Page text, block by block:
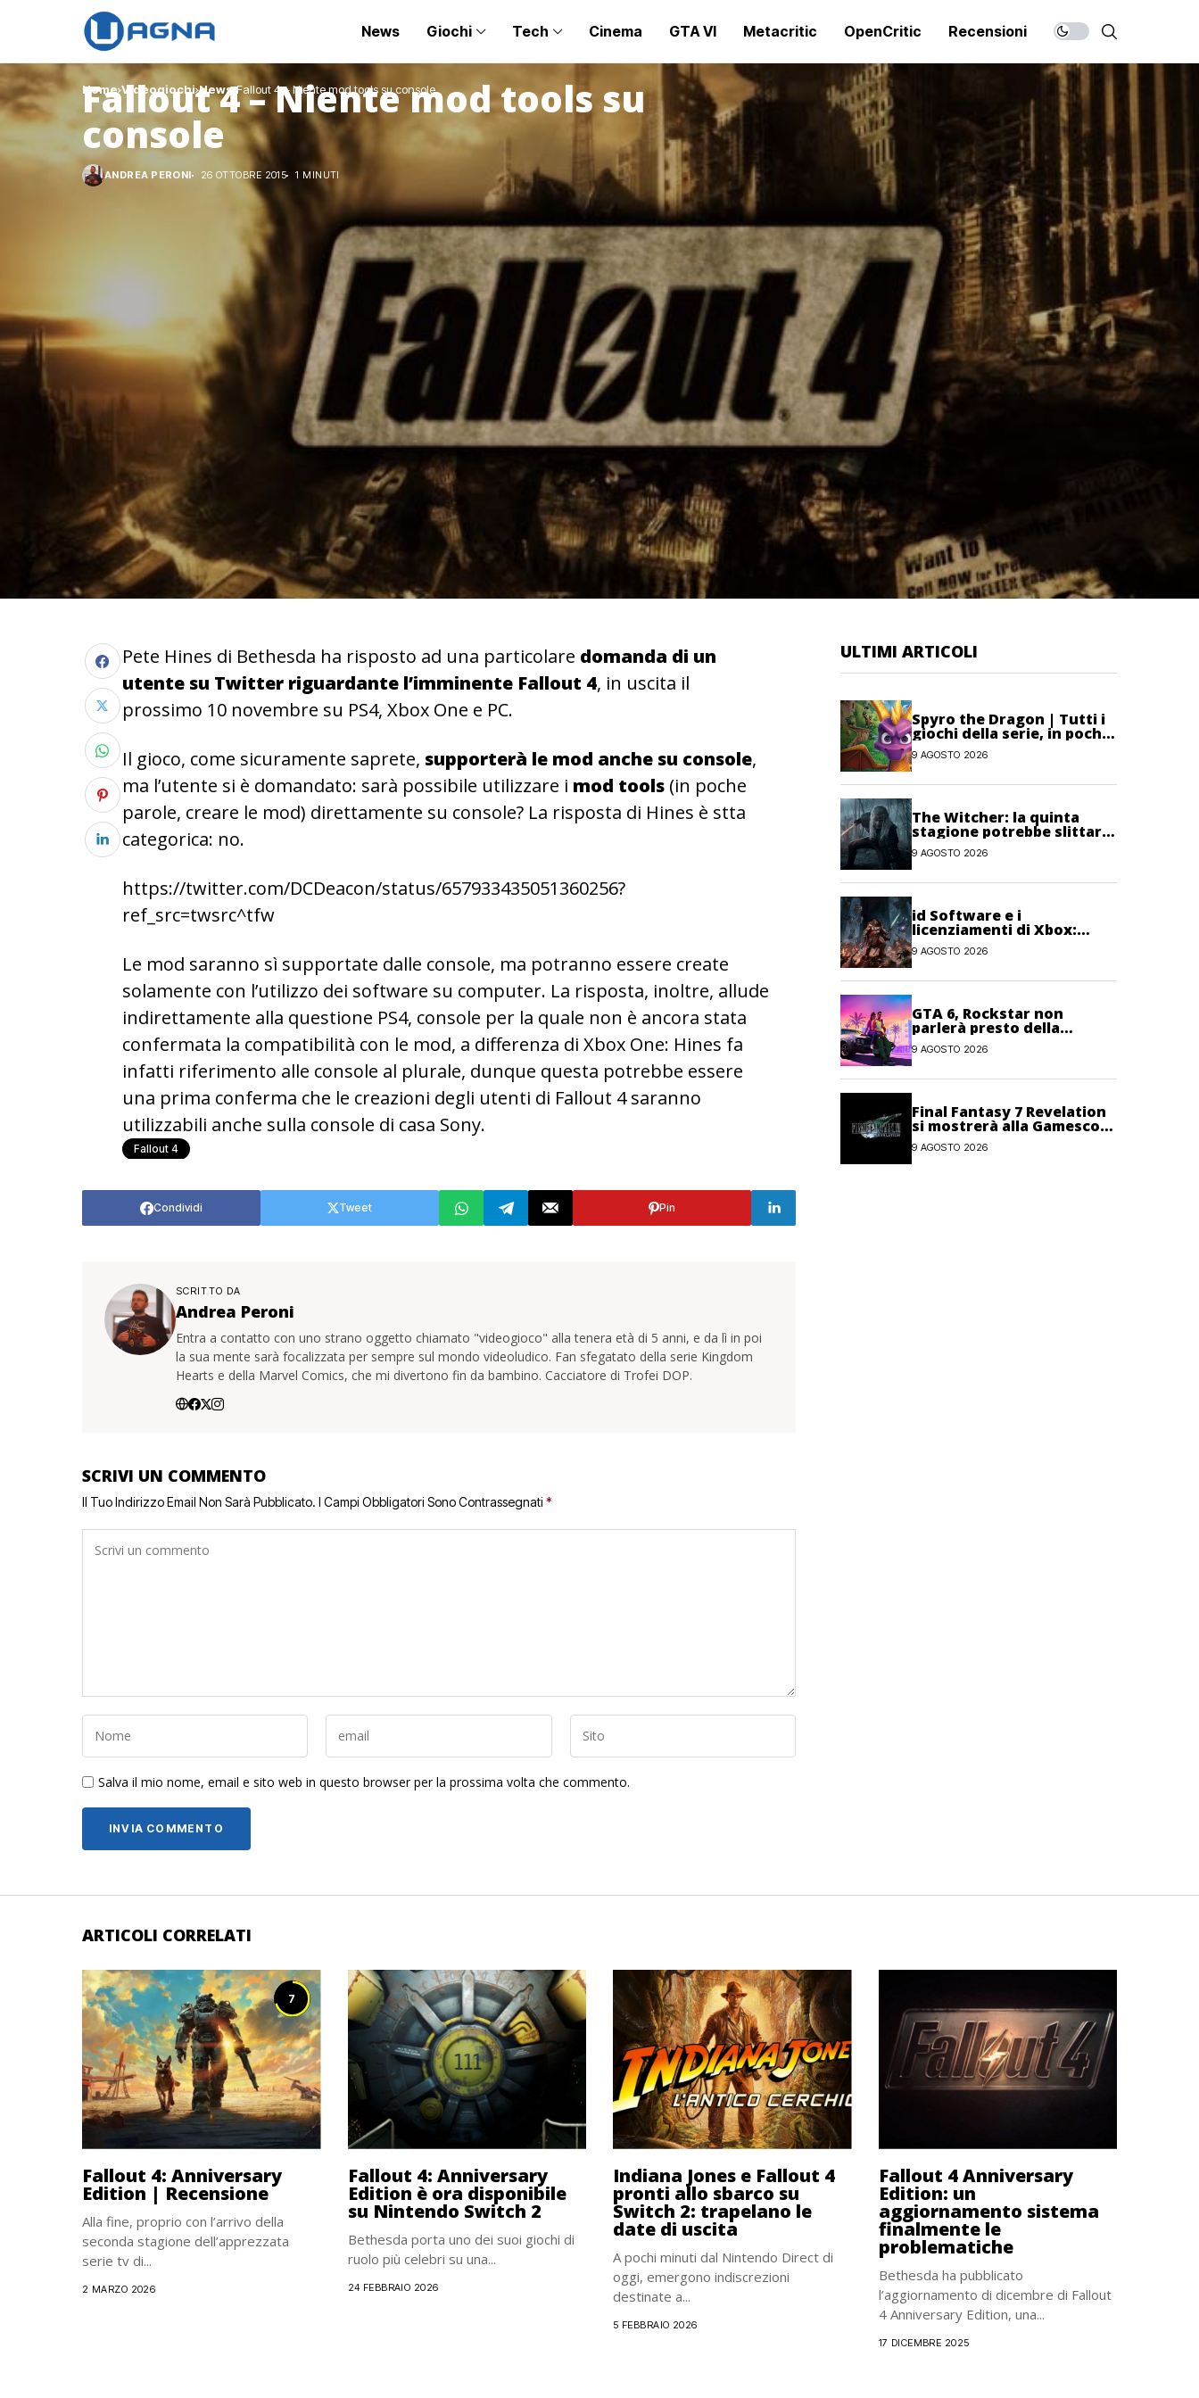
News Giochi Tech Cinema GTA VI Metacritic OpenCritic Recensioni
Home Videogiochi News Fallout 4 – Niente mod tools su console
Fallout 4 – Niente mod tools su
console
ANDREA PERONI 26 OTTOBRE 2015 1 MINUTI
Pete Hines di Bethesda ha risposto ad una particolare domanda di un
utente su Twitter riguardante l’imminente Fallout 4, in uscita il
prossimo 10 novembre su PS4, Xbox One e PC.
Il gioco, come sicuramente saprete, supporterà le mod anche su console,
ma l’utente si è domandato: sarà possibile utilizzare i mod tools (in poche
parole, creare le mod) direttamente su console? La risposta di Hines è stta
categorica: no.
https://twitter.com/DCDeacon/status/657933435051360256?
ref_src=twsrc^tfw
Le mod saranno sì supportate dalle console, ma potranno essere create
solamente con l’utilizzo dei software su computer. La risposta, inoltre, allude
indirettamente alla questione PS4, console per la quale non è ancora stata
confermata la compatibilità con le mod, a differenza di Xbox One: Hines fa
infatti riferimento alle console al plurale, dunque questa potrebbe essere
una prima conferma che le creazioni degli utenti di Fallout 4 saranno
utilizzabili anche sulla console di casa Sony.
Fallout 4
Condividi Tweet Pin
SCRITTO DA
Andrea Peroni
Entra a contatto con uno strano oggetto chiamato "videogioco" alla tenera età di 5 anni, e da lì in poi
la sua mente sarà focalizzata per sempre sul mondo videoludico. Fan sfegatato della serie Kingdom
Hearts e della Marvel Comics, che mi divertono fin da bambino. Cacciatore di Trofei DOP.
SCRIVI UN COMMENTO
Il Tuo Indirizzo Email Non Sarà Pubblicato. I Campi Obbligatori Sono Contrassegnati *
Salva il mio nome, email e sito web in questo browser per la prossima volta che commento.
ULTIMI ARTICOLI
Spyro the Dragon | Tutti i
giochi della serie, in poche
parole
9 AGOSTO 2026
The Witcher: la quinta
stagione potrebbe slittare
al 2027
9 AGOSTO 2026
id Software e i
licenziamenti di Xbox:
“Impossibile fare AAA con
metà del personale”
9 AGOSTO 2026
GTA 6, Rockstar non
parlerà presto della
modalità Online: priorità al
single-player
9 AGOSTO 2026
Final Fantasy 7 Revelation
si mostrerà alla Gamescom
Opening Night Live
9 AGOSTO 2026
ARTICOLI CORRELATI
7
Fallout 4: Anniversary
Edition | Recensione
Alla fine, proprio con l’arrivo della
seconda stagione dell’apprezzata
serie tv di...
2 MARZO 2026
Fallout 4: Anniversary
Edition è ora disponibile
su Nintendo Switch 2
Bethesda porta uno dei suoi giochi di
ruolo più celebri su una...
24 FEBBRAIO 2026
Indiana Jones e Fallout 4
pronti allo sbarco su
Switch 2: trapelano le
date di uscita
A pochi minuti dal Nintendo Direct di
oggi, emergono indiscrezioni
destinate a...
5 FEBBRAIO 2026
Fallout 4 Anniversary
Edition: un
aggiornamento sistema
finalmente le
problematiche
Bethesda ha pubblicato
l’aggiornamento di dicembre di Fallout
4 Anniversary Edition, una...
17 DICEMBRE 2025